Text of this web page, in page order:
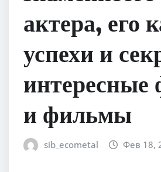
актера, его
успехи и
и фильмы
sib_ecometal Фев 18,